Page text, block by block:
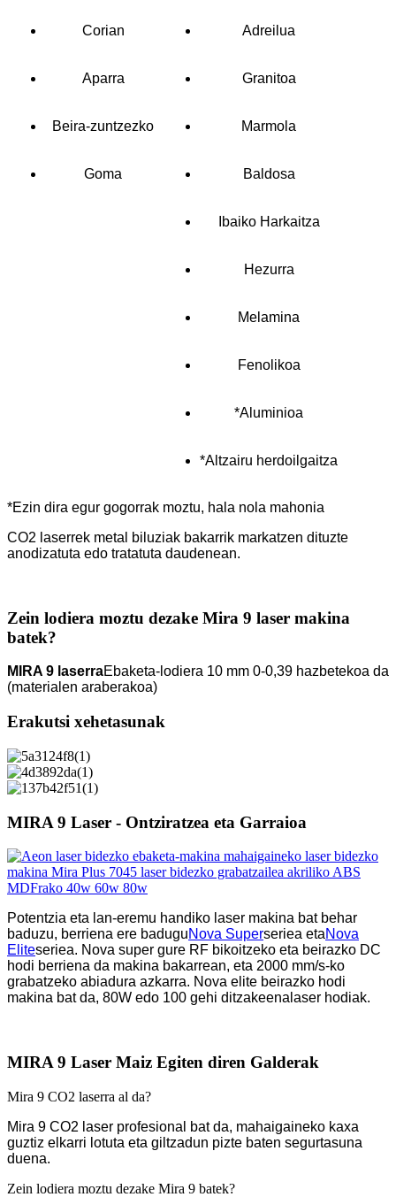
Corian Adreilua
Aparra Granitoa
Beira-zuntzezko Marmola
Goma Baldosa
Ibaiko Harkaitza
Hezurra
Melamina
Fenolikoa
*Aluminioa
*Altzairu herdoilgaitza
*Ezin dira egur gogorrak moztu, hala nola mahonia
CO2 laserrek metal biluziak bakarrik markatzen dituzte
anodizatuta edo tratatuta daudenean.
Zein lodiera moztu dezake Mira 9 laser makina
batek?
MIRA 9 laserraEbaketa-lodiera 10 mm 0-0,39 hazbetekoa da
(materialen araberakoa)
Erakutsi xehetasunak
MIRA 9 Laser - Ontziratzea eta Garraioa
Potentzia eta lan-eremu handiko laser makina bat behar
baduzu, berriena ere baduguNova Superseriea etaNova
Eliteseriea. Nova super gure RF bikoitzeko eta beirazko DC
hodi berriena da makina bakarrean, eta 2000 mm/s-ko
grabatzeko abiadura azkarra. Nova elite beirazko hodi
makina bat da, 80W edo 100 gehi ditzakeena laser hodiak.
MIRA 9 Laser Maiz Egiten diren Galderak
Mira 9 CO2 laserra al da?
Mira 9 CO2 laser profesional bat da, mahaigaineko kaxa
guztiz elkarri lotuta eta giltzadun pizte baten segurtasuna
duena.
Zein lodiera moztu dezake Mira 9 batek?